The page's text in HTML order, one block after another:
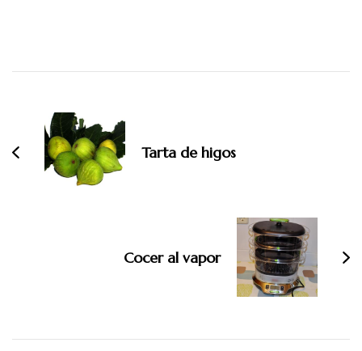
entradas
Tarta de higos
Cocer al vapor